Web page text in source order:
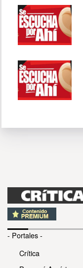
- Portales -
Crítica